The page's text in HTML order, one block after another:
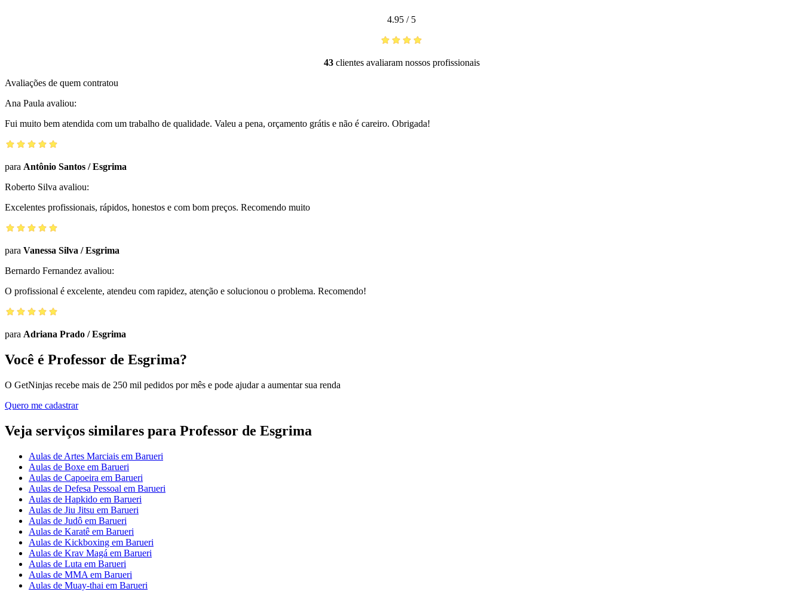
4.95 / 5
43clientes avaliaram nossos profissionais
Avaliações de quem contratou
Ana Paula avaliou:
Fui muito bem atendida com um trabalho de qualidade. Valeu a pena, orçamento grátis e não é careiro. Obrigada!
para Antônio Santos /Esgrima
Roberto Silva avaliou:
Excelentes profissionais, rápidos, honestos e com bom preços. Recomendo muito
para Vanessa Silva /Esgrima
Bernardo Fernandez avaliou:
O profissional é excelente, atendeu com rapidez, atenção e solucionou o problema. Recomendo!
para Adriana Prado /Esgrima
Você é Professor de Esgrima?
O GetNinjas recebe mais de 250 mil pedidos por mês e pode ajudar a aumentar sua renda
Quero me cadastrar
Veja serviços similares para Professor de Esgrima
Aulas de Artes Marciais em Barueri
Aulas de Boxe em Barueri
Aulas de Capoeira em Barueri
Aulas de Defesa Pessoal em Barueri
Aulas de Hapkido em Barueri
Aulas de Jiu Jitsu em Barueri
Aulas de Judô em Barueri
Aulas de Karatê em Barueri
Aulas de Kickboxing em Barueri
Aulas de Krav Magá em Barueri
Aulas de Luta em Barueri
Aulas de MMA em Barueri
Aulas de Muay-thai em Barueri